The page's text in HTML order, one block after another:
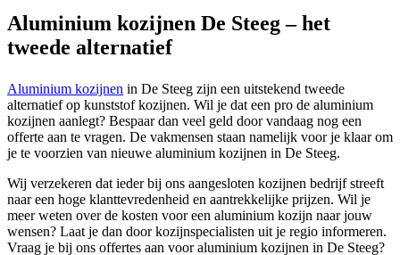
Aluminium kozijnen De Steeg – het
tweede alternatief
Aluminium kozijnen in De Steeg zijn een uitstekend tweede
alternatief op kunststof kozijnen. Wil je dat een pro de aluminium
kozijnen aanlegt? Bespaar dan veel geld door vandaag nog een
offerte aan te vragen. De vakmensen staan namelijk voor je klaar om
je te voorzien van nieuwe aluminium kozijnen in De Steeg.
Wij verzekeren dat ieder bij ons aangesloten kozijnen bedrijf streeft
naar een hoge klanttevredenheid en aantrekkelijke prijzen. Wil je
meer weten over de kosten voor een aluminium kozijn naar jouw
wensen? Laat je dan door kozijnspecialisten uit je regio informeren.
Vraag je bij ons offertes aan voor aluminium kozijnen in De Steeg?